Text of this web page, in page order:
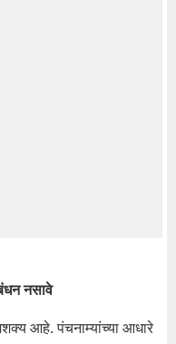
नसावे
आहे. पंचनाम्यांच्या आधारे